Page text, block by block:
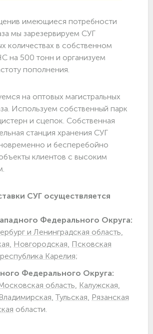
имеющиеся потребности
мы зарезервируем СУГ
количествах в собственном
на 500 тонн и организуем
пополнения.
на оптовых магистральных
Используем собственный парк
и сцепок. Собственная
станция хранения СУГ
и бесперебойно
клиентов с высоким
СУГ осуществляется
Федерального Округа:
и Ленинградская область,
Новгородская, Псковская
республика Карелия;
Федерального Округа:
область, Калужская,
Владимирская, Тульская, Рязанская
области.